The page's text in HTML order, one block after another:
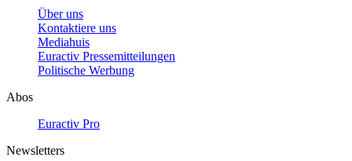
Über uns
Kontaktiere uns
Mediahuis
Euractiv Pressemitteilungen
Politische Werbung
Abos
Euractiv Pro
Newsletters